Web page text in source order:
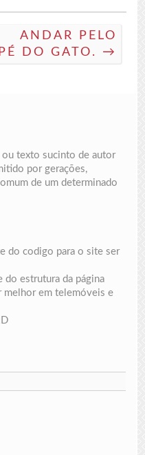
ANDAR PELO
PÉ DO GATO. →
ou texto sucinto de autor
por gerações,
de um determinado
do codigo para o site ser
estrutura da página
melhor em telemóveis e